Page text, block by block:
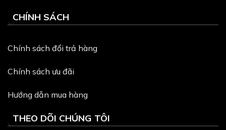
CHÍNH SÁCH
Chính sách đổi trả hàng
Chính sách ưu đãi
Hướng dẫn mua hàng
THEO DÕI CHÚNG TÔI